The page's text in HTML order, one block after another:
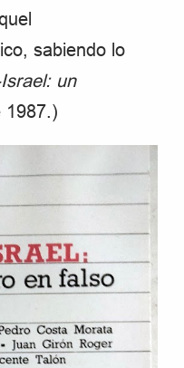
sabiendo lo
un
1987.)